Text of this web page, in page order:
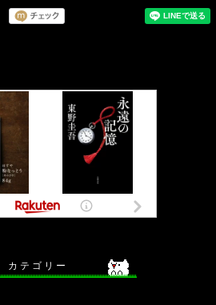
カ テ ゴ リ ー